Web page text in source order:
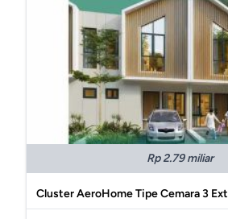
Rp 2.79 miliar
Cluster AeroHome Tipe Cemara 3 Ext